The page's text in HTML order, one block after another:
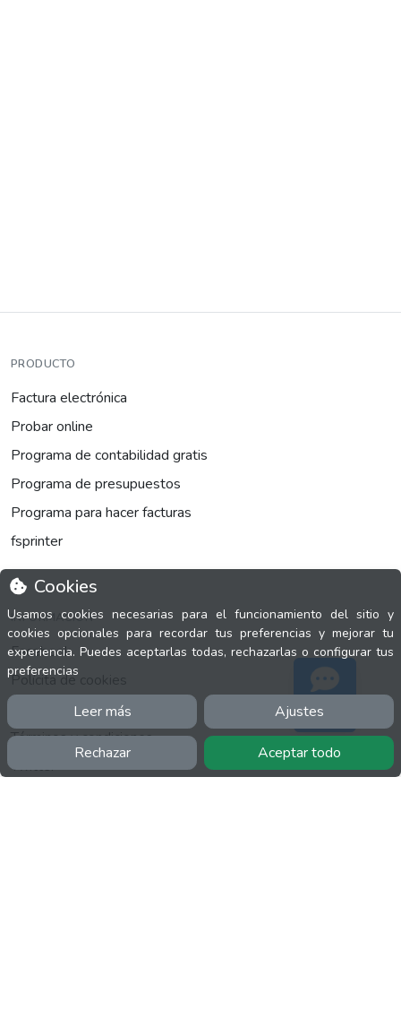
Cookies
Usamos cookies necesarias para el funcionamiento del sitio y
cookies opcionales para recordar tus preferencias y mejorar tu
experiencia. Puedes aceptarlas todas, rechazarlas o configurar tus
preferencias
Leer más Ajustes
Rechazar Aceptar todo
PRODUCTO
Factura electrónica
Probar online
Programa de contabilidad gratis
Programa de presupuestos
Programa para hacer facturas
fsprinter
INFORMACIÓN
Facebook
Polícita de cookies
Política de privacidad
Términos y condiciones
Twitter
Soporte